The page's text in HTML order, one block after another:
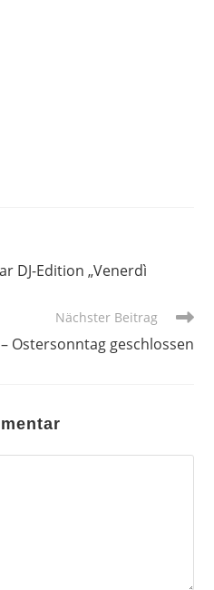
DJ-Edition „Venerdì
Nächster Beitrag
Ostersonntag geschlossen